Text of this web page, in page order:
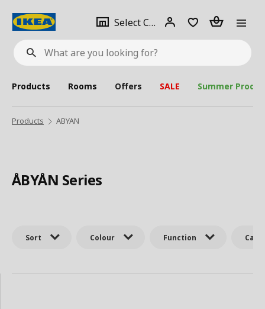
What
are
looking
for?
Select City Select
city
Login Piece(s)
Products Rooms Offers SALE Summer
Products ABYAN
ÅBYÅN Series
Sort Colour Function